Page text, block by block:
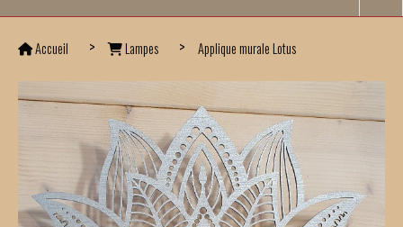
Accueil Lampes Applique murale Lotus